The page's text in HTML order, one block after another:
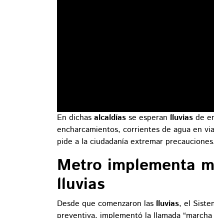
En dichas alcaldías se esperan lluvias de
encharcamientos, corrientes de agua en
pide a la ciudadanía extremar
Metro implementa
lluvias
Desde que comenzaron las lluvias, el